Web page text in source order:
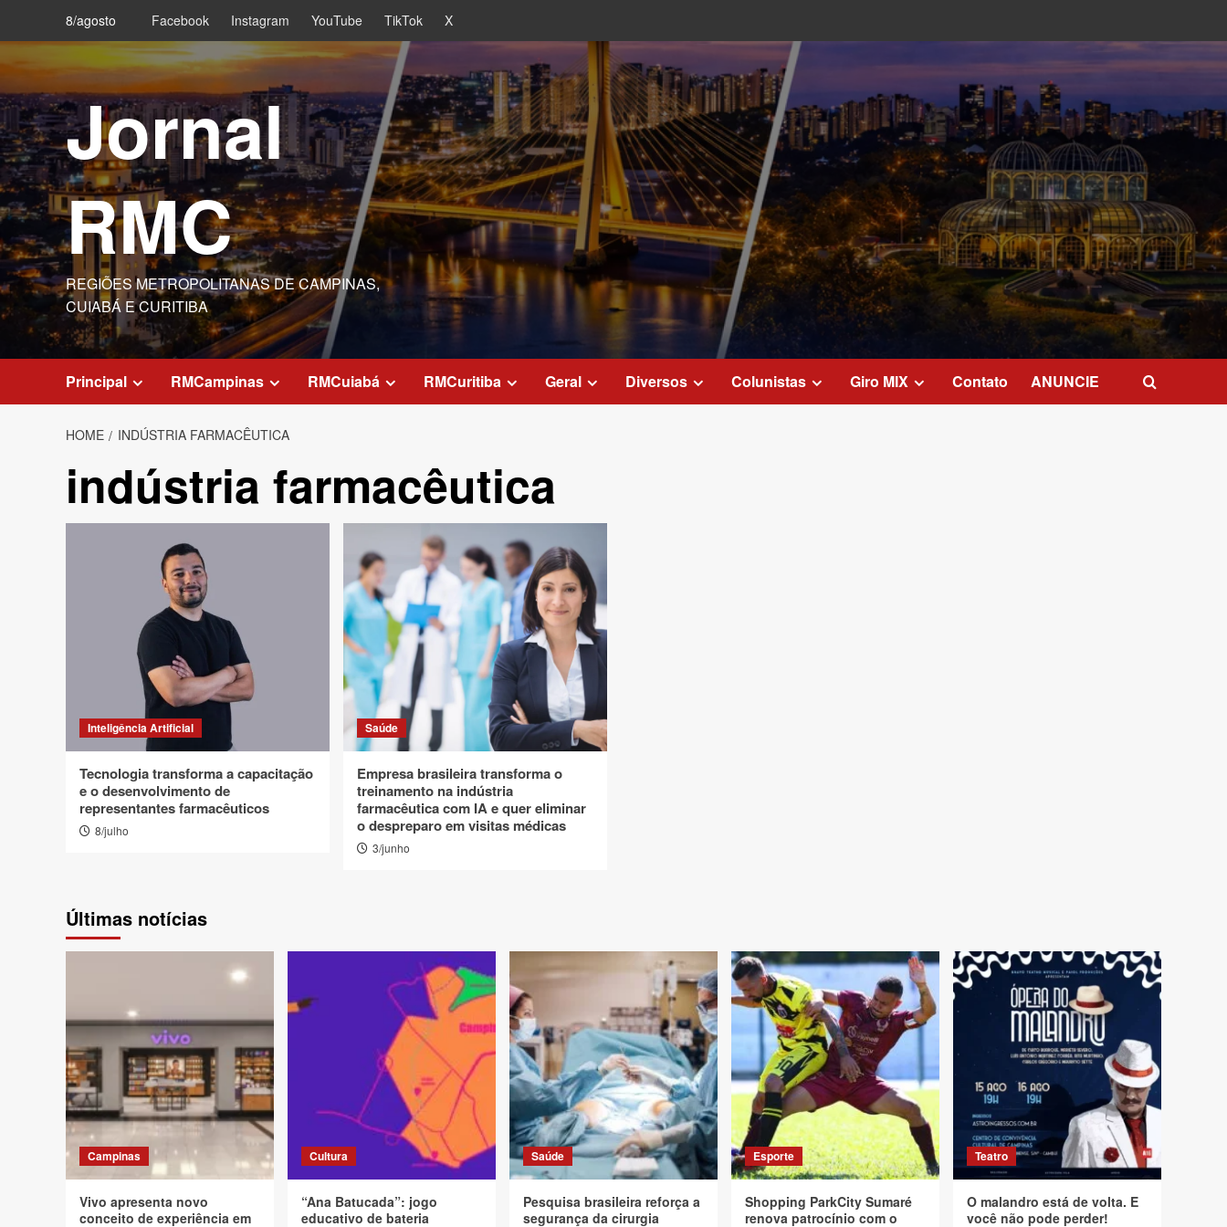
content
8/agosto Facebook Instagram YouTube TikTok X
Jornal
RMC
REGIÕES METROPOLITANAS DE CAMPINAS,
CUIABÁ E CURITIBA
Principal RMCampinas RMCuiabá RMCuritiba Geral Diversos Colunistas Giro MIX Contato ANUNCIE
HOME INDÚSTRIA FARMACÊUTICA
indústria farmacêutica
Inteligência Artificial
Tecnologia transforma a capacitação
e o desenvolvimento de
representantes farmacêuticos
8/julho
Saúde
Empresa brasileira transforma o
treinamento na indústria
farmacêutica com IA e quer eliminar
o despreparo em visitas médicas
3/junho
Últimas notícias
Campinas
Vivo apresenta novo
conceito de experiência em
Cultura
“Ana Batucada”: jogo
educativo de bateria
Saúde
Pesquisa brasileira reforça a
segurança da cirurgia
Esporte
Shopping ParkCity Sumaré
renova patrocínio com o
Teatro
O malandro está de volta. E
você não pode perder!